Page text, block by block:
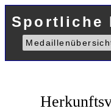
Sportliche